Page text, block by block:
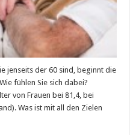
jenseits der 60 sind, beginnt die
fühlen Sie sich dabei?
von Frauen bei 81,4, bei
Was ist mit all den Zielen